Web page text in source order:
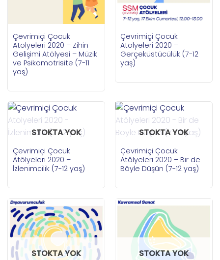
Çevrimiçi Çocuk
Atölyeleri 2020 – Zihin
Gelişimi Atölyesi – Müzik
ve Psikomotrisite (7-11
yaş)
Çevrimiçi Çocuk
Atölyeleri 2020 –
Gerçeküstücülük (7-12
yaş)
STOKTA YOK
Çevrimiçi Çocuk
Atölyeleri 2020 –
İzlenimcilik (7-12 yaş)
STOKTA YOK
Çevrimiçi Çocuk
Atölyeleri 2020 – Bir de
Böyle Düşün (7-12 yaş)
STOKTA YOK STOKTA YOK